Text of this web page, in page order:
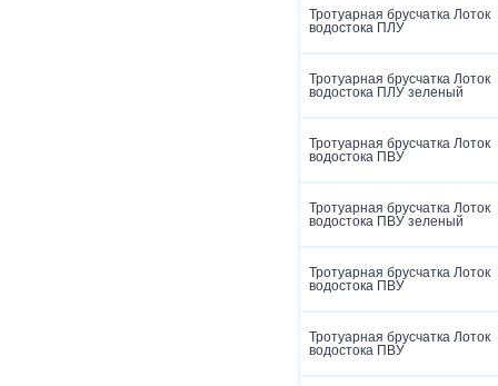
Тротуарная брусчатка Лоток
водостока ПЛУ
Тротуарная брусчатка Лоток
водостока ПЛУ зеленый
Тротуарная брусчатка Лоток
водостока ПВУ
Тротуарная брусчатка Лоток
водостока ПВУ зеленый
Тротуарная брусчатка Лоток
водостока ПВУ
Тротуарная брусчатка Лоток
водостока ПВУ